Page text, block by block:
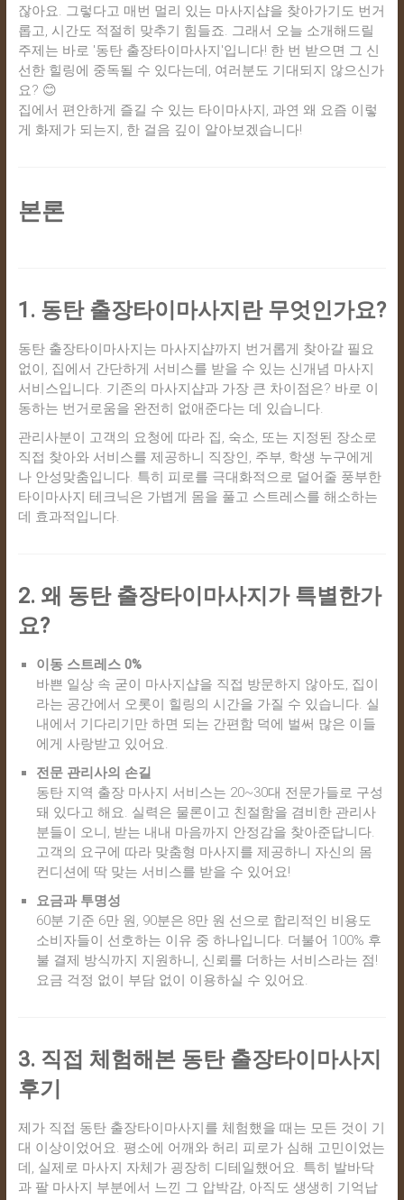
잖아요. 그렇다고 매번 멀리 있는 마사지샵을 찾아가기도 번거
롭고, 시간도 적절히 맞추기 힘들죠. 그래서 오늘 소개해드릴
주제는 바로 '동탄 출장타이마사지'입니다! 한 번 받으면 그 신
선한 힐링에 중독될 수 있다는데, 여러분도 기대되지 않으신가
요? 😊
집에서 편안하게 즐길 수 있는 타이마사지, 과연 왜 요즘 이렇
게 화제가 되는지, 한 걸음 깊이 알아보겠습니다!
본론
1. 동탄 출장타이마사지란 무엇인가요?
동탄 출장타이마사지는 마사지샵까지 번거롭게 찾아갈 필요
없이, 집에서 간단하게 서비스를 받을 수 있는 신개념 마사지
서비스입니다. 기존의 마사지샵과 가장 큰 차이점은? 바로 이
동하는 번거로움을 완전히 없애준다는 데 있습니다.
관리사분이 고객의 요청에 따라 집, 숙소, 또는 지정된 장소로
직접 찾아와 서비스를 제공하니 직장인, 주부, 학생 누구에게
나 안성맞춤입니다. 특히 피로를 극대화적으로 덜어줄 풍부한
타이마사지 테크닉은 가볍게 몸을 풀고 스트레스를 해소하는
데 효과적입니다.
2. 왜 동탄 출장타이마사지가 특별한가
요?
이동 스트레스 0%
바쁜 일상 속 굳이 마사지샵을 직접 방문하지 않아도, 집이
라는 공간에서 오롯이 힐링의 시간을 가질 수 있습니다. 실
내에서 기다리기만 하면 되는 간편함 덕에 벌써 많은 이들
에게 사랑받고 있어요.
전문 관리사의 손길
동탄 지역 출장 마사지 서비스는 20~30대 전문가들로 구성
돼 있다고 해요. 실력은 물론이고 친절함을 겸비한 관리사
분들이 오니, 받는 내내 마음까지 안정감을 찾아준답니다.
고객의 요구에 따라 맞춤형 마사지를 제공하니 자신의 몸
컨디션에 딱 맞는 서비스를 받을 수 있어요!
요금과 투명성
60분 기준 6만 원, 90분은 8만 원 선으로 합리적인 비용도
소비자들이 선호하는 이유 중 하나입니다. 더불어 100% 후
불 결제 방식까지 지원하니, 신뢰를 더하는 서비스라는 점!
요금 걱정 없이 부담 없이 이용하실 수 있어요.
3. 직접 체험해본 동탄 출장타이마사지
후기
제가 직접 동탄 출장타이마사지를 체험했을 때는 모든 것이 기
대 이상이었어요. 평소에 어깨와 허리 피로가 심해 고민이었는
데, 실제로 마사지 자체가 굉장히 디테일했어요. 특히 발바닥
과 팔 마사지 부분에서 느낀 그 압박감, 아직도 생생히 기억납